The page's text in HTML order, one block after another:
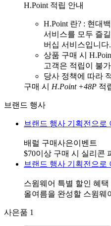
H.Point 적립 안내
H.Point 란? : 현대
서비스를 모두 즐
버십 서비스입니다.
상품 구매 시
고객은 적립이 불
당사 정책에 따라
구매 시 H.Point +48P 적
브랜드 행사
브랜드 행사 기획전으로
배럴 구매사은이벤트
$70이상 구매 시 실리콘
브랜드 행사 기획전으로
스윔웨어 특별 할인 혜택
올여름을 완성할 스윔웨
사은품 1